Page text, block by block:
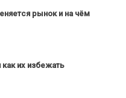
рынок и на чём
их избежать